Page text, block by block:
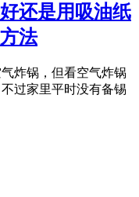
还是用吸油纸
法
炸锅，但看空气炸锅
过家里平时没有备锡